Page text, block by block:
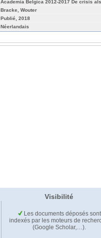
Academia Belgica 2012-2017 De crisis
Bracke, Wouter
Publié, 2018
Néerlandais
Visibilité
Les documents déposés sont
indexés par les moteurs de
(Google Scholar,…).